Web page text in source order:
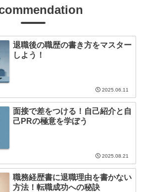
退職後の職歴の書き方をマスター
しよう！
2025.06.11
面接で差をつける！自己紹介と自
己PRの極意を学ぼう
2025.08.21
職務経歴書に退職理由を書かない
方法！転職成功への秘訣